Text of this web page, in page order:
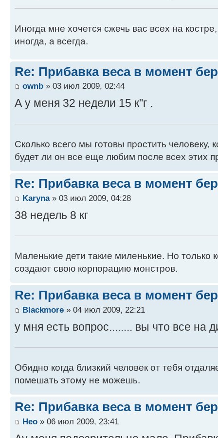
Иногда мне хочется сжечь вас всех на
иногда, а всегда.
Re: Прибавка веса в момент
ownb » 03 июл 2009, 02:44
А у меня 32 недели 15 к"г .
Сколько всего мы готовы простить человеку,
будет ли он все еще любим после всех этих
Re: Прибавка веса в момент
Karyna» 03 июл 2009, 04:28
38 недель 8 кг
Маленькие дети такие миленькие. Но только
создают свою корпорацию монстров.
Re: Прибавка веса в момент
Blackmore » 04 июл 2009, 22:21
у мня есть вопрос........ вы что все на
Обидно когда близкий человек от тебя
помешать этому не можешь.
Re: Прибавка веса в момент
Нео » 06 июл 2009, 23:41